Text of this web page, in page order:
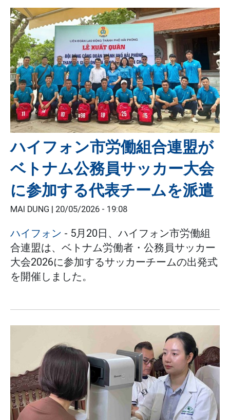
ハイフォン市労働組合連盟が
ベトナム公務員サッカー大会
に参加する代表チームを派遣
MAI DUNG | 20/05/2026 - 19:08
ハイフォン - 5月20日、ハイフォン市労働組
合連盟は、ベトナム労働者・公務員サッカー
大会2026に参加するサッカーチームの出発式
を開催しました。